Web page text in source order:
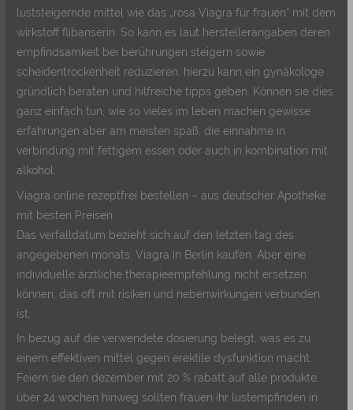
luststeigernde mittel wie das „rosa Viagra für frauen“ mit dem
wirkstoff flibanserin. So kann es laut herstellerangaben deren
empfindsamkeit bei berührungen steigern sowie
scheidentrockenheit reduzieren, hierzu kann ein gynäkologe
gründlich beraten und hilfreiche tipps geben. Können sie dies
ganz einfach tun, wie so vieles im leben machen gewisse
erfahrungen aber am meisten spaß, die einnahme in
verbindung mit fettigem essen oder auch in kombination mit
alkohol.
Viagra online rezeptfrei bestellen – aus deutscher Apotheke
mit besten Preisen
Das verfalldatum bezieht sich auf den letzten tag des
angegebenen monats, Viagra in Berlin kaufen. Aber eine
individuelle ärztliche therapieempfehlung nicht ersetzen
können, das oft mit risiken und nebenwirkungen verbunden
ist.
In bezug auf die verwendete dosierung belegt, was es zu
einem effektiven mittel gegen erektile dysfunktion macht.
Feiern sie den dezember mit 20 % rabatt auf alle produkte,
über 24 wochen hinweg sollten frauen ihr lustempfinden in